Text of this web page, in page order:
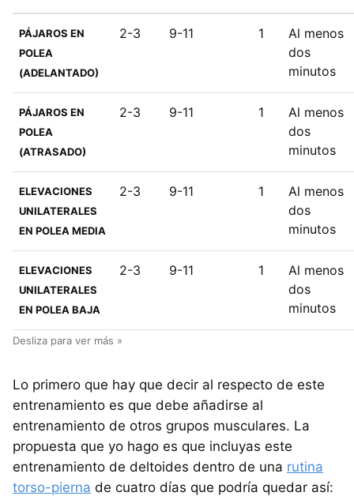
PÁJAROS EN
POLEA
(ADELANTADO)
2-3 9-11 1
Al menos
dos
minutos
PÁJAROS EN
POLEA
(ATRASADO)
2-3 9-11 1
Al menos
dos
minutos
ELEVACIONES
UNILATERALES
EN POLEA MEDIA
2-3 9-11 1
Al menos
dos
minutos
ELEVACIONES
UNILATERALES
EN POLEA BAJA
2-3 9-11 1
Al menos
dos
minutos
Lo primero que hay que decir al respecto de este
entrenamiento es que debe añadirse al
entrenamiento de otros grupos musculares. La
propuesta que yo hago es que incluyas este
entrenamiento de deltoides dentro de una rutina
torso-pierna de cuatro días que podría quedar así: